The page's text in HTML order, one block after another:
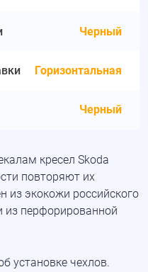
Черный
Горизонтальная
Черный
кресел Skoda
повторяют их
экокожи российского
из перфорированной
установке чехлов.